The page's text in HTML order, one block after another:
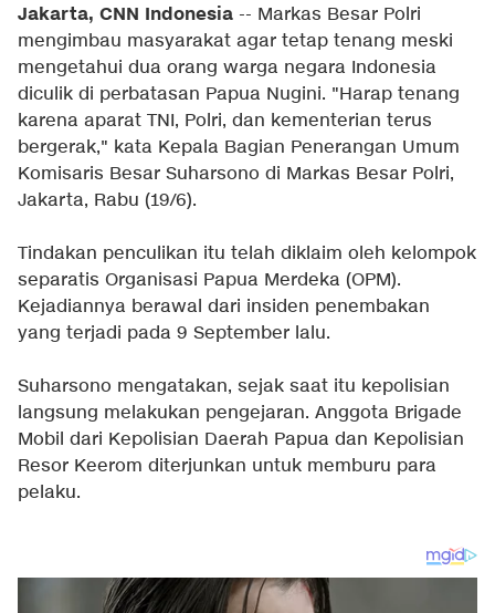
Jakarta, CNN Indonesia -- Markas Besar Polri
mengimbau masyarakat agar tetap tenang meski
mengetahui dua orang warga negara Indonesia
diculik di perbatasan Papua Nugini. "Harap tenang
karena aparat TNI, Polri, dan kementerian terus
bergerak," kata Kepala Bagian Penerangan Umum
Komisaris Besar Suharsono di Markas Besar Polri,
Jakarta, Rabu (19/6).
Tindakan penculikan itu telah diklaim oleh kelompok
separatis Organisasi Papua Merdeka (OPM).
Kejadiannya berawal dari insiden penembakan
yang terjadi pada 9 September lalu.
Suharsono mengatakan, sejak saat itu kepolisian
langsung melakukan pengejaran. Anggota Brigade
Mobil dari Kepolisian Daerah Papua dan Kepolisian
Resor Keerom diterjunkan untuk memburu para
pelaku.